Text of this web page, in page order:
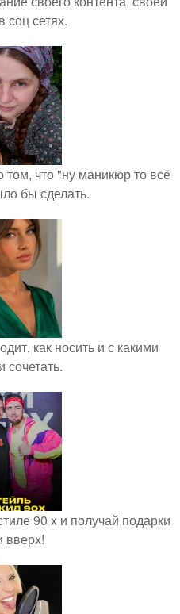
соц сетях.
что "ну маникюр то всё
бы сделать.
как носить и с какими
сочетать.
90 х и получай подарки
вверх!